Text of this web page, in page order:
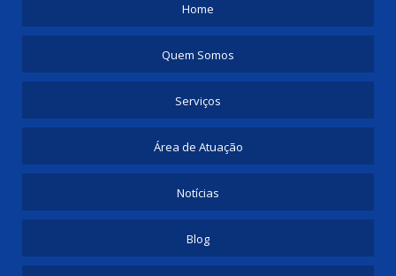
Home
Quem Somos
Serviços
Área de Atuação
Notícias
Blog